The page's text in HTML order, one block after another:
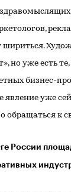
шириться.
но уже есть те,
бизнес-
явление уже
обращаться к
России